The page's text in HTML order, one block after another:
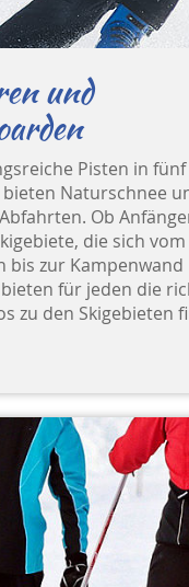
und
Pisten in fünf
bieten Naturschnee
Ob
die sich vom
bis zur Kampenwand
für jeden die
zu den Skigebieten